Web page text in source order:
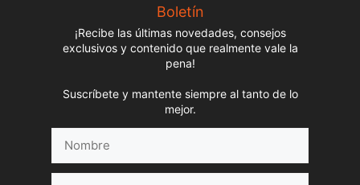
Boletín
¡Recibe las últimas novedades, consejos
exclusivos y contenido que realmente vale la
pena!
Suscríbete y mantente siempre al tanto de lo
mejor.